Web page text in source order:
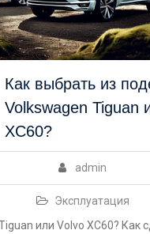
Как выбрать из
Volkswagen Tiguan
XC60?
admin
Эксплуатация
или Volvo XC60? Как